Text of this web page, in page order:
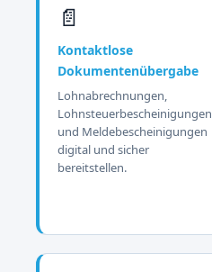
📄
Kontaktlose
Dokumentenübergabe
Lohnabrechnungen,
Lohnsteuerbescheinigungen
und Meldebescheinigungen
digital und sicher
bereitstellen.